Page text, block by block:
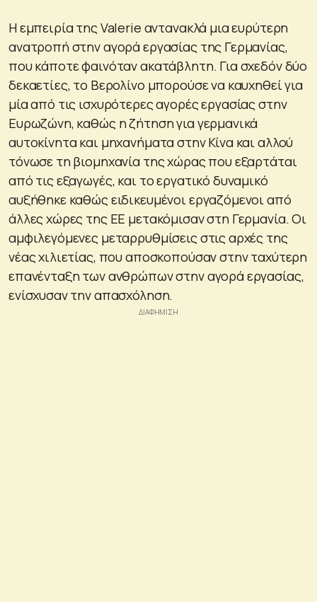
H εμπειρία της Valerie αντανακλά μια ευρύτερη
ανατροπή στην αγορά εργασίας της Γερμανίας,
που κάποτε φαινόταν ακατάβλητη. Για σχεδόν δύο
δεκαετίες, το Βερολίνο μπορούσε να καυχηθεί για
μία από τις ισχυρότερες αγορές εργασίας στην
Ευρωζώνη, καθώς η ζήτηση για γερμανικά
αυτοκίνητα και μηχανήματα στην Κίνα και αλλού
τόνωσε τη βιομηχανία της χώρας που εξαρτάται
από τις εξαγωγές, και το εργατικό δυναμικό
αυξήθηκε καθώς ειδικευμένοι εργαζόμενοι από
άλλες χώρες της ΕΕ μετακόμισαν στη Γερμανία. Οι
αμφιλεγόμενες μεταρρυθμίσεις στις αρχές της
νέας χιλιετίας, που αποσκοπούσαν στην ταχύτερη
επανένταξη των ανθρώπων στην αγορά εργασίας,
ενίσχυσαν την απασχόληση.